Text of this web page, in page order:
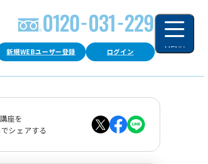
新規WEBユーザー登録 ログイン MENU
座を
シェアする